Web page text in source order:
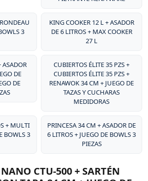
3
KING COOKER 12 L + ASADOR
DE 6 LITROS + MAX COOKER
27 L
ASADOR
DE
DE
CUBIERTOS ÉLITE 35 PZS +
CUBIERTOS ÉLITE 35 PZS +
RENAWOK 34 CM + JUEGO DE
TAZAS Y CUCHARAS
MEDIDORAS
+ MULTI
BOWLS 3
PRINCESA 34 CM + ASADOR DE
6 LITROS + JUEGO DE BOWLS 3
PIEZAS
CTU-500 + SARTÉN